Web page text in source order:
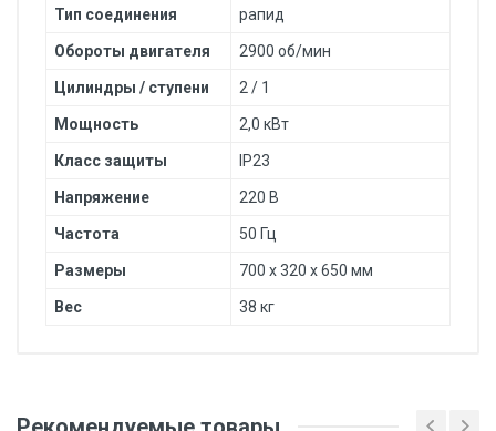
Тип соединения рапид
Обороты двигателя 2900 об/мин
Цилиндры / ступени 2 / 1
Мощность 2,0 кВт
Класс защиты IP23
Напряжение 220 В
Частота 50 Гц
Размеры 700 x 320 x 650 мм
Вес 38 кг
Тип товара